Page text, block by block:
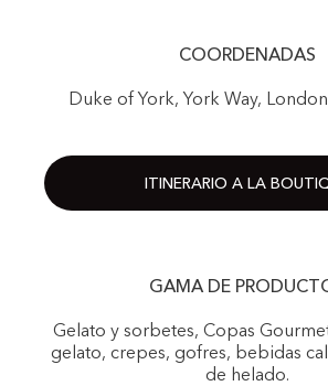
COORDENADAS
Duke of York, York Way,
ITINERARIO A LA
GAMA DE
Gelato y sorbetes, Copas
gelato, crepes, gofres, bebidas
de helado.